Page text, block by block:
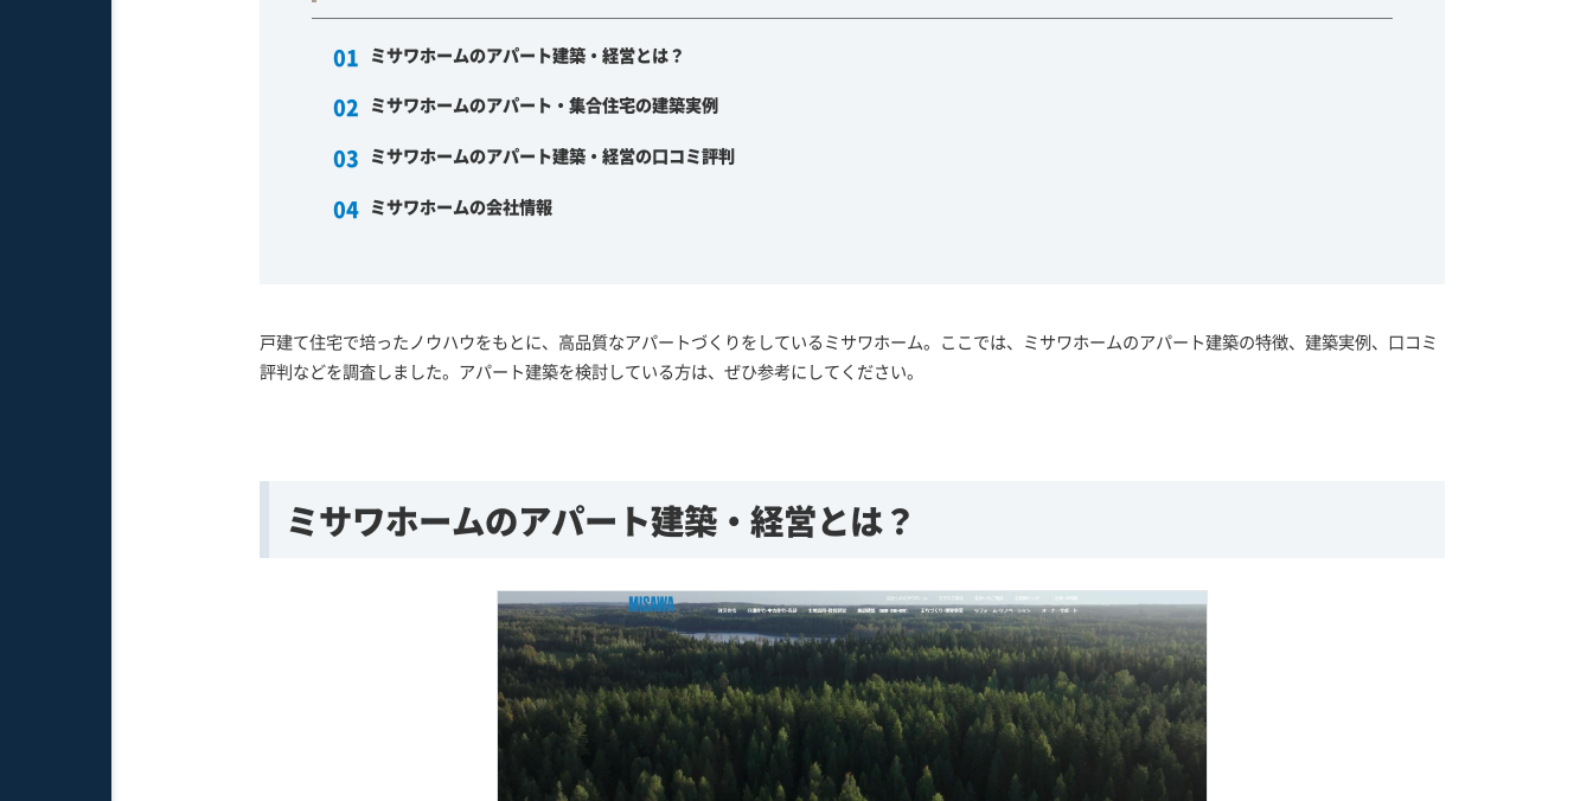
ミサワホームのアパート建築・経営とは？
ミサワホームのアパート・集合住宅の建築実例
ミサワホームのアパート建築・経営の口コミ評判
ミサワホームの会社情報
戸建て住宅で培ったノウハウをもとに、高品質なアパートづくりをしているミサワホーム。ここでは、ミサワホームのアパート建築の特徴、建築実例、口コミ
評判などを調査しました。アパート建築を検討している方は、ぜひ参考にしてください。
ミサワホームのアパート建築・経営とは？